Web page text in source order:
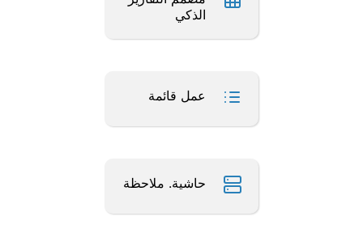
الذكي
عمل قائمة
حاشية. ملاحظة